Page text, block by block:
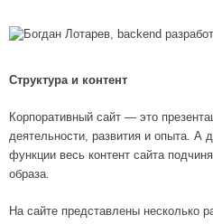
Структура и контент
Корпоративный сайт — это
деятельности, развития и опыта. А
функции весь контент сайта
образа.
На сайте представлены несколько